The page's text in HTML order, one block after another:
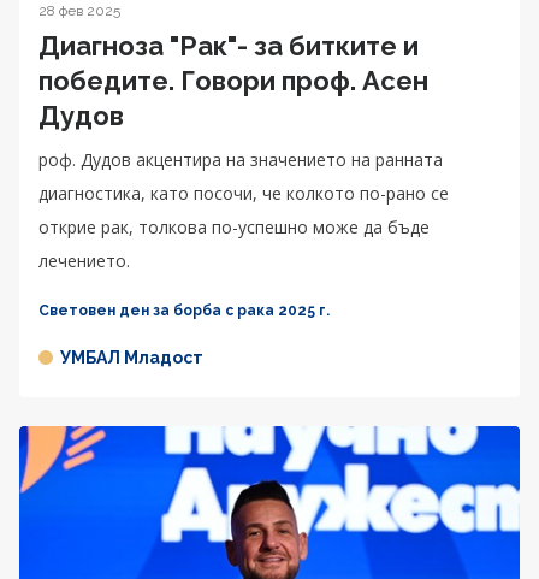
28 фев 2025
Диагноза "Рак"- за битките и
победите. Говори проф. Асен
Дудов
роф. Дудов акцентира на значението на ранната
диагностика, като посочи, че колкото по-рано се
открие рак, толкова по-успешно може да бъде
лечението.
Световен ден за борба с рака 2025 г.
УМБАЛ Младост